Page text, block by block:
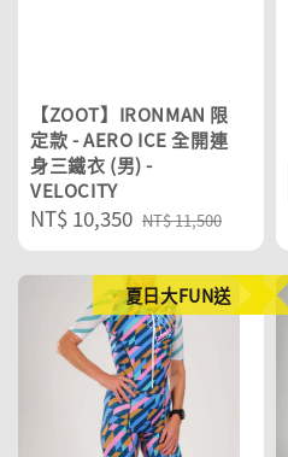
【ZOOT】IRONMAN 限
定款 - AERO ICE 全開連
身三鐵衣 (男) -
VELOCITY
Sale
price
NT$ 10,350 Regular
price
NT$ 11,500
夏日大FUN送